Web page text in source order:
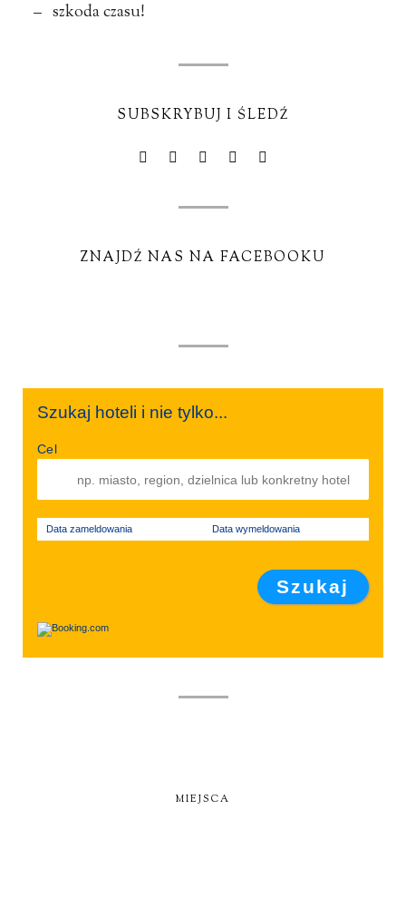
– szkoda czasu!
SUBSKRYBUJ I ŚLEDŹ
ZNAJDŹ NAS NA FACEBOOKU
Szukaj hoteli i nie tylko...
Cel
Data zameldowania Data wymeldowania
MIEJSCA